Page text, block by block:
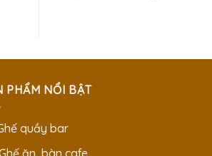
PHẨM NỔI BẬT
quầy bar